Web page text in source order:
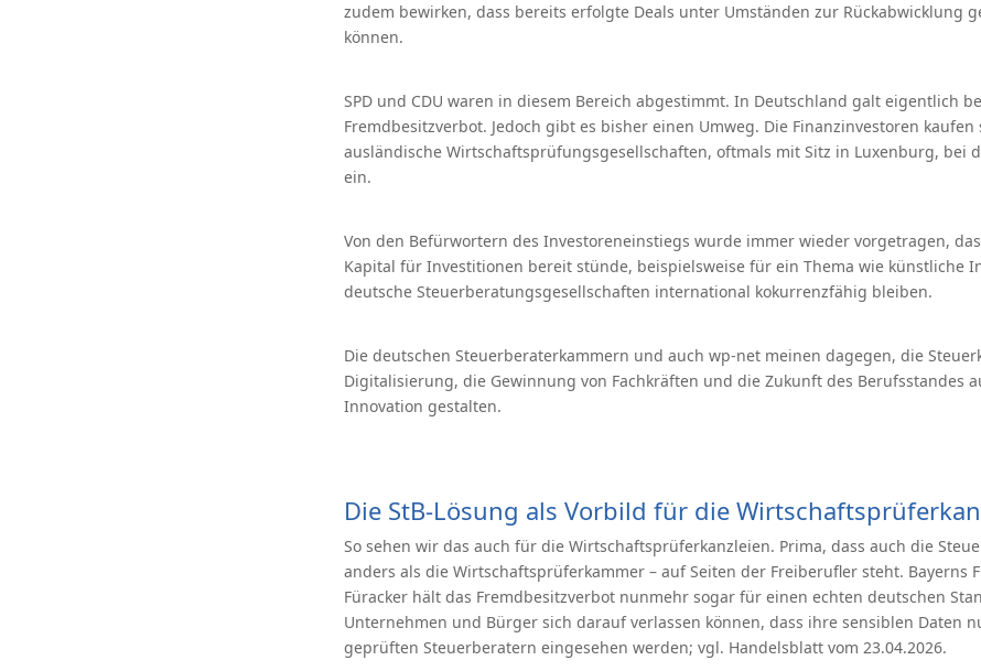
zudem bewirken, dass bereits erfolgte Deals unter Umständen zur Rückabwicklung
können.
SPD und CDU waren in diesem Bereich abgestimmt. In Deutschland galt eigentlich
Fremdbesitzverbot. Jedoch gibt es bisher einen Umweg. Die Finanzinvestoren kaufen
ausländische Wirtschaftsprüfungsgesellschaften, oftmals mit Sitz in Luxenburg, bei
ein.
Von den Befürwortern des Investoreneinstiegs wurde immer wieder vorgetragen,
Kapital für Investitionen bereit stünde, beispielsweise für ein Thema wie künstliche
deutsche Steuerberatungsgesellschaften international kokurrenzfähig bleiben.
Die deutschen Steuerberaterkammern und auch wp-net meinen dagegen, die
Digitalisierung, die Gewinnung von Fachkräften und die Zukunft des Berufsstandes
Innovation gestalten.
Die StB-Lösung als Vorbild für die
So sehen wir das auch für die Wirtschaftsprüferkanzleien. Prima, dass auch die
anders als die Wirtschaftsprüferkammer – auf Seiten der Freiberufler steht. Bayerns
Füracker hält das Fremdbesitzverbot nunmehr sogar für einen echten deutschen
Unternehmen und Bürger sich darauf verlassen können, dass ihre sensiblen Daten
geprüften Steuerberatern eingesehen werden; vgl. Handelsblatt vom 23.04.2026.